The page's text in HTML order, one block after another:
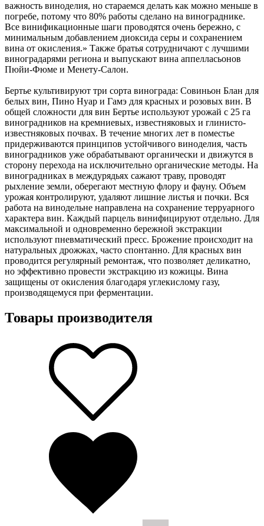
важность виноделия, но стараемся делать как можно меньше в
погребе, потому что 80% работы сделано на винограднике.
Все винификационные шаги проводятся очень бережно, с
минимальным добавлением диоксида серы и сохранением
вина от окисления.» Также братья сотрудничают с лучшими
виноградарями региона и выпускают вина аппелласьонов
Пюйи-Фюме и Менету-Салон.
Бертье культивируют три сорта винограда: Совиньон Блан для
белых вин, Пино Нуар и Гамэ для красных и розовых вин. В
общей сложности для вин Бертье используют урожай с 25 га
виноградников на кремниевых, известняковых и глинисто-
известняковых почвах. В течение многих лет в поместье
придерживаются принципов устойчивого виноделия, часть
виноградников уже обрабатывают органически и движутся в
сторону перехода на исключительно органические методы. На
виноградниках в междурядьях сажают траву, проводят
рыхление земли, оберегают местную флору и фауну. Объем
урожая контролируют, удаляют лишние листья и почки. Вся
работа на винодельне направлена на сохранение терруарного
характера вин. Каждый парцель винифицируют отдельно. Для
максимальной и одновременно бережной экстракции
используют пневматический пресс. Брожение происходит на
натуральных дрожжах, часто спонтанно. Для красных вин
проводится регулярный ремонтаж, что позволяет деликатно,
но эффективно провести экстракцию из кожицы. Вина
защищены от окисления благодаря углекислому газу,
производящемуся при ферментации.
Товары производителя